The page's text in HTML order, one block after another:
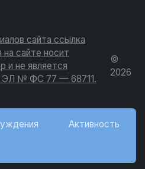
сайта ссылка
сайте носит
и не является
ЭЛ № ФС 77 — 68711.
©
2026
Активность